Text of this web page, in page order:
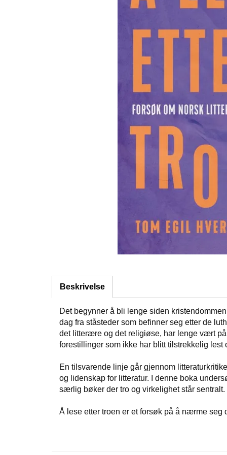
Beskrivelse
Det begynner å bli lenge siden
dag fra ståsteder som befinner seg etter de
det litterære og det religiøse, har lenge vært
forestillinger som ikke har blitt tilstrekkelig lest
En tilsvarende linje går gjennom
og lidenskap for litteratur. I denne boka
særlig bøker der tro og virkelighet står sentralt.
Å lese etter troen er et forsøk på å nærme